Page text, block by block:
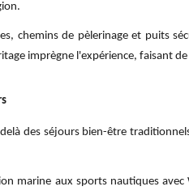
chemins de pèlerinage et puits
imprègne l'expérience, faisant
des séjours bien-être
marine aux sports nautiques